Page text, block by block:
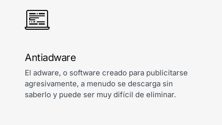
Antiadware
El adware, o software creado para publicitarse
agresivamente, a menudo se descarga sin
saberlo y puede ser muy difícil de eliminar.